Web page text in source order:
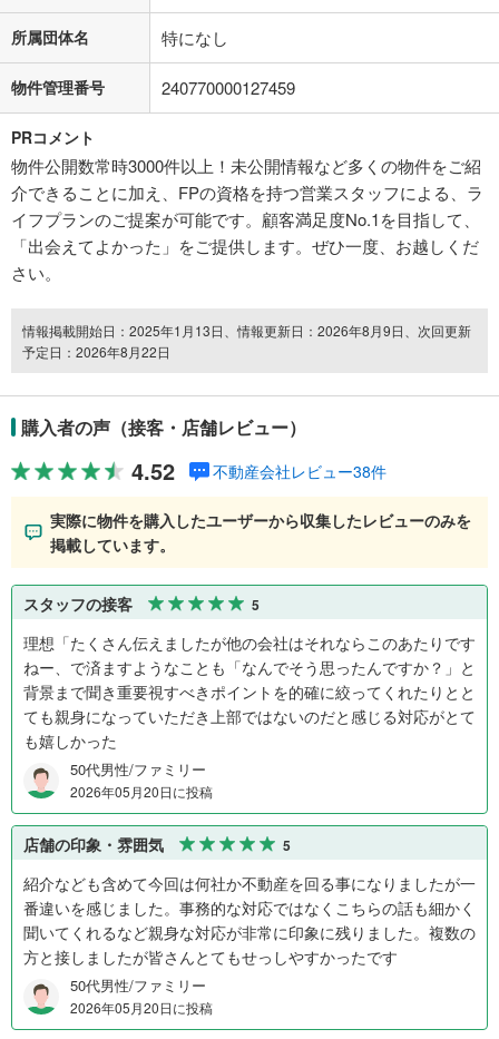
所属団体名 特になし
物件管理番号 240770000127459
PRコメント
物件公開数常時3000件以上！未公開情報など多くの物件をご紹
介できることに加え、FPの資格を持つ営業スタッフによる、ラ
イフプランのご提案が可能です。顧客満足度No.1を目指して、
「出会えてよかった」をご提供します。ぜひ一度、お越しくだ
さい。
情報掲載開始日：2025年1月13日、情報更新日：2026年8月9日、次回更新
予定日：2026年8月22日
購入者の声（接客・店舗レビュー）
4.52 不動産会社レビュー38件
実際に物件を購入したユーザーから収集したレビューのみを
掲載しています。
スタッフの接客 5
理想「たくさん伝えましたが他の会社はそれならこのあたりです
ねー、で済ますようなことも「なんでそう思ったんですか？」と
背景まで聞き重要視すべきポイントを的確に絞ってくれたりとと
ても親身になっていただき上部ではないのだと感じる対応がとて
も嬉しかった
50代男性/ファミリー
2026年05月20日に投稿
店舗の印象・雰囲気 5
紹介なども含めて今回は何社か不動産を回る事になりましたが一
番違いを感じました。事務的な対応ではなくこちらの話も細かく
聞いてくれるなど親身な対応が非常に印象に残りました。複数の
方と接しましたが皆さんとてもせっしやすかったです
50代男性/ファミリー
2026年05月20日に投稿